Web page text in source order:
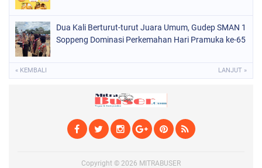
Dua Kali Berturut-turut Juara Umum, Gudep SMAN 1
Soppeng Dominasi Perkemahan Hari Pramuka ke-65
« KEMBALI LANJUT »
Copyright © 2026 MITRABUSER